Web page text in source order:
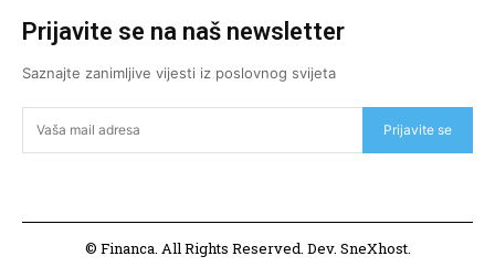
Prijavite se na naš newsletter
Saznajte zanimljive vijesti iz poslovnog svijeta
Prijavite se
© Financa. All Rights Reserved. Dev. SneXhost.